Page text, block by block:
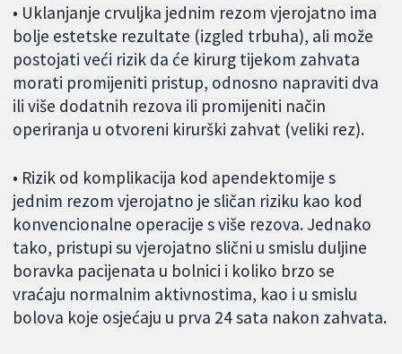
• Uklanjanje crvuljka jednim rezom vjerojatno ima
bolje estetske rezultate (izgled trbuha), ali može
postojati veći rizik da će kirurg tijekom zahvata
morati promijeniti pristup, odnosno napraviti dva
ili više dodatnih rezova ili promijeniti način
operiranja u otvoreni kirurški zahvat (veliki rez).
• Rizik od komplikacija kod apendektomije s
jednim rezom vjerojatno je sličan riziku kao kod
konvencionalne operacije s više rezova. Jednako
tako, pristupi su vjerojatno slični u smislu duljine
boravka pacijenata u bolnici i koliko brzo se
vraćaju normalnim aktivnostima, kao i u smislu
bolova koje osjećaju u prva 24 sata nakon zahvata.